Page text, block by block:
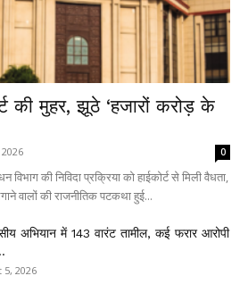
की मुहर, झूठे ‘हजारों करोड़ के
0
की निविदा प्रक्रिया को हाईकोर्ट से मिली वैधता,
वालों की राजनीतिक पटकथा हुई...
अभियान में 143 वारंट तामील, कई फरार आरोपी
5, 2026